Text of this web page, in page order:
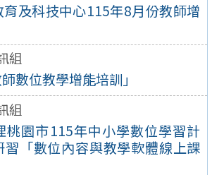
及科技中心115年8月份教師增
組
數位教學增能培訓」
組
桃園市115年中小學數位學習計
習「數位內容與教學軟體線上課